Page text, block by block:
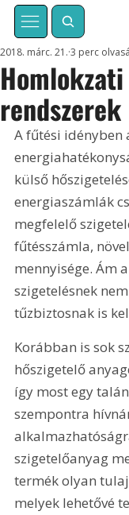
rendszerek
2018. márc. 21. 3 perc
A fűtési idényben
külső
energiaszámlák
megfelelő
fűtésszámla,
mennyisége. Ám
szigetelésnek
tűzbiztosnak is
Korábban is sok
hőszigetelő
így most egy
szempontra
szigetelőanyag
termék olyan
melyek lehetővé